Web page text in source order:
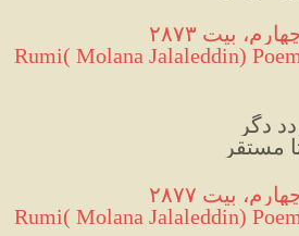
بیت ۲۸۷۳
Rumi( Molana Jalaleddin)
دگر
مستقر
بیت ۲۸۷۷
Rumi( Molana Jalaleddin)